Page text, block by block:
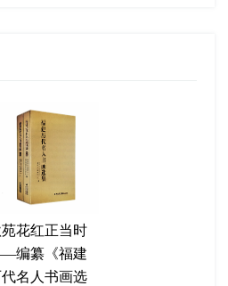
花红正当时
编纂《福建
代名人书画选